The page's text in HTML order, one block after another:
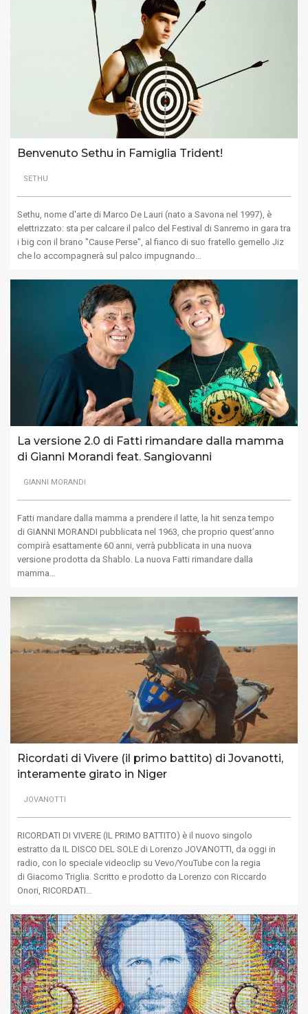
Benvenuto Sethu in Famiglia Trident!
SETHU
Sethu, nome d'arte di Marco De Lauri (nato a Savona nel 1997), è
elettrizzato: sta per calcare il palco del Festival di Sanremo in gara tra
i big con il brano "Cause Perse", al fianco di suo fratello gemello Jiz
che lo accompagnerà sul palco impugnando…
La versione 2.0 di Fatti rimandare dalla mamma
di Gianni Morandi feat. Sangiovanni
GIANNI MORANDI
Fatti mandare dalla mamma a prendere il latte, la hit senza tempo
di GIANNI MORANDI pubblicata nel 1963, che proprio quest’anno
compirà esattamente 60 anni, verrà pubblicata in una nuova
versione prodotta da Shablo. La nuova Fatti rimandare dalla
mamma…
Ricordati di Vivere (il primo battito) di Jovanotti,
interamente girato in Niger
JOVANOTTI
RICORDATI DI VIVERE (IL PRIMO BATTITO) è il nuovo singolo
estratto da IL DISCO DEL SOLE di Lorenzo JOVANOTTI, da oggi in
radio, con lo speciale videoclip su Vevo/YouTube con la regia
di Giacomo Triglia. Scritto e prodotto da Lorenzo con Riccardo
Onori, RICORDATI…